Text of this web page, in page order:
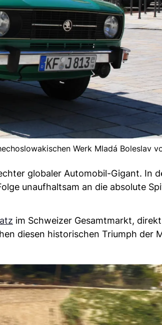
Werk Mladá Boleslav
globaler Automobil-Gigant. In
unaufhaltsam an die absolute
im Schweizer Gesamtmarkt,
diesen historischen Triumph der